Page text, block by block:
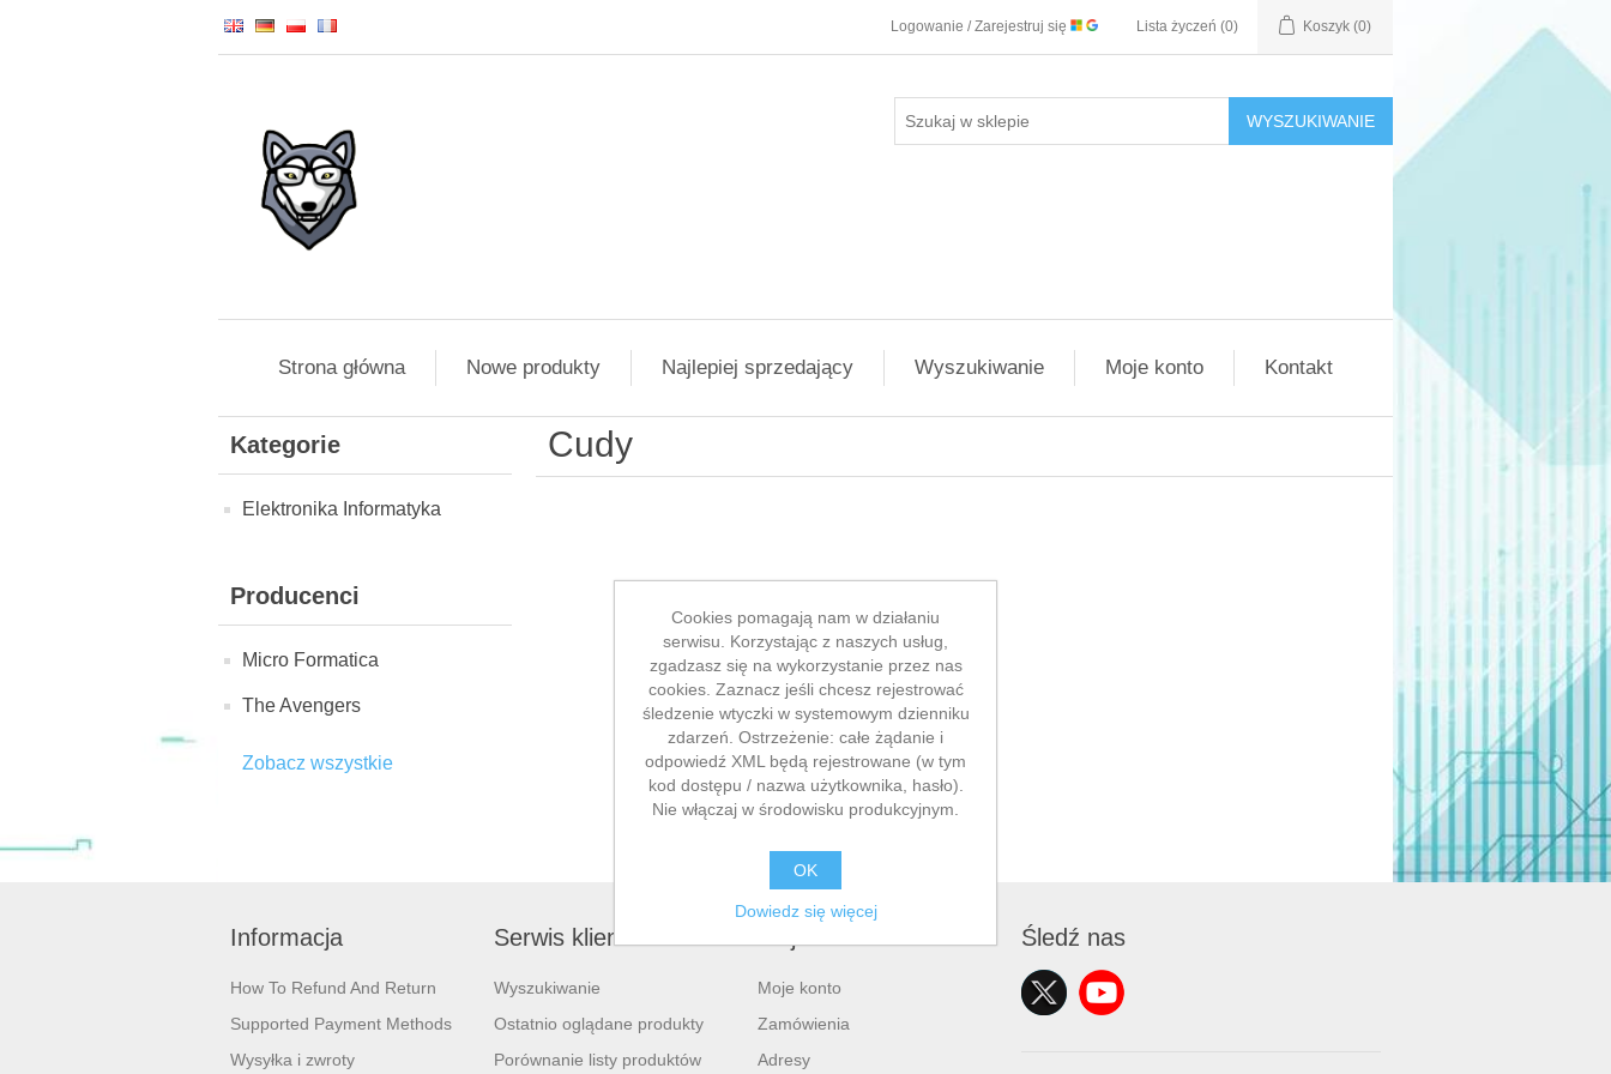
Logowanie / Zarejestruj się Lista życzeń (0) Koszyk (0)
WYSZUKIWANIE
Strona główna Nowe produkty Najlepiej sprzedający Wyszukiwanie Moje konto Kontakt
Kategorie
Elektronika Informatyka
Producenci
Micro Formatica
The Avengers
Zobacz wszystkie
Cudy
Informacja
How To Refund And Return
Supported Payment Methods
Wysyłka i zwroty
Serwis klienta
Wyszukiwanie
Ostatnio oglądane produkty
Porównanie listy produktów
Moje konto
Zamówienia
Adresy
Śledź nas
Cookies pomagają nam w działaniu
serwisu. Korzystając z naszych usług,
zgadzasz się na wykorzystanie przez nas
cookies. Zaznacz jeśli chcesz rejestrować
śledzenie wtyczki w systemowym dzienniku
zdarzeń. Ostrzeżenie: całe żądanie i
odpowiedź XML będą rejestrowane (w tym
kod dostępu / nazwa użytkownika, hasło).
Nie włączaj w środowisku produkcyjnym.
OK
Dowiedz się więcej